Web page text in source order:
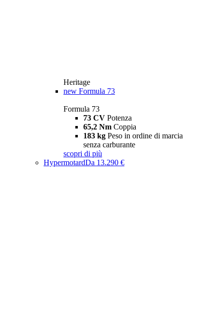
Heritage
new Formula 73
Formula 73
73 CV Potenza
65,2 Nm Coppia
183 kg Peso in ordine di marcia
senza carburante
scopri di più
HypermotardDa 13.290 €